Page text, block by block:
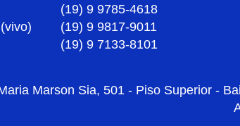
(19) 9 9785-4618
(19) 9 9817-9011
(19) 9 7133-8101
Marson Sia, 501 - Piso Superior -